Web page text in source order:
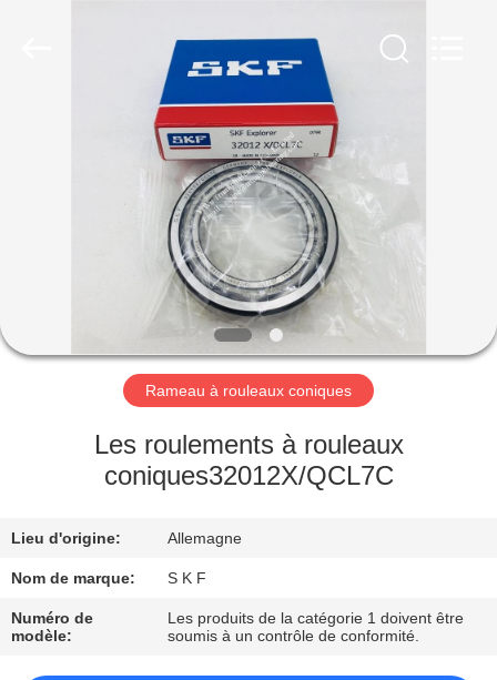
PRODUITS
DE
NOUS
VISITE
D'USINE
CONTRÔLE
DE
LA
QUALITÉ
Rameau à rouleaux coniques
Les roulements à rouleaux
coniques32012X/QCL7C
Lieu d'origine: Allemagne
Nom de marque: S K F
Numéro de
modèle:
Les produits de la catégorie 1 doivent être
soumis à un contrôle de conformité.